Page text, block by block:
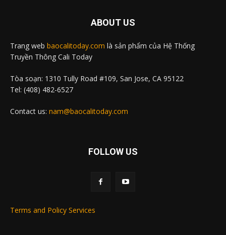
ABOUT US
Trang web baocalitoday.com là sản phẩm của Hệ Thống
Truyền Thông Cali Today
Tòa soạn: 1310 Tully Road #109, San Jose, CA 95122
Tel: (408) 482-6527
Contact us: nam@baocalitoday.com
FOLLOW US
Terms and Policy Services